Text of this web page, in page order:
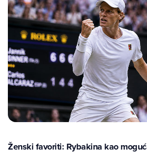
Ženski favoriti: Rybakina kao